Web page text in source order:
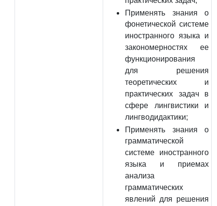
Применять знания о
фонетической системе
иностранного языка и
закономерностях ее
функционирования
для решения
теоретических и
практических задач в
сфере лингвистики и
лингводидактики;
Применять знания о
грамматической
системе иностранного
языка и приемах
анализа
грамматических
явлений для решения